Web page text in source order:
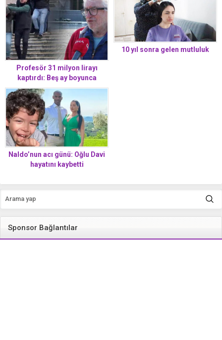
Profesör 31 milyon lirayı
kaptırdı: Beş ay boyunca
üzerimde ince ince çalıştılar
10 yıl sonra gelen mutluluk
Naldo’nun acı günü: Oğlu Davi
hayatını kaybetti
Sponsor Bağlantılar